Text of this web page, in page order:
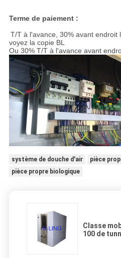
Terme de paiement :
T/T à l'avance, 30% avant endroit
voyez la copie BL
Ou 30% T/T à l'avance avant
système de douche d'air
pièce
pièce propre biologique
Classe
100 de